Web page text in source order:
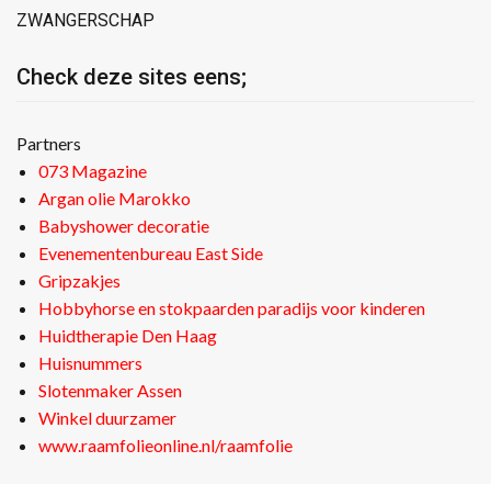
ZWANGERSCHAP
Check deze sites eens;
Partners
073 Magazine
Argan olie Marokko
Babyshower decoratie
Evenementenbureau East Side
Gripzakjes
Hobbyhorse en stokpaarden paradijs voor kinderen
Huidtherapie Den Haag
Huisnummers
Slotenmaker Assen
Winkel duurzamer
www.raamfolieonline.nl/raamfolie